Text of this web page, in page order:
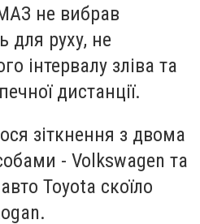
не вибрав
для руху, не
інтервалу зліва та
дистанції.
зіткнення з двома
- Volkswagen та
Toyota скоїло